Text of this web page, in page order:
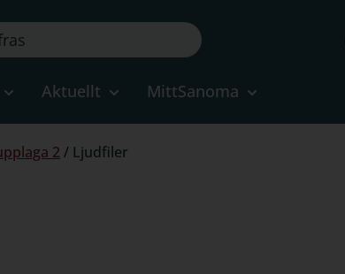
Aktuellt MittSanoma
2 / Ljudfiler